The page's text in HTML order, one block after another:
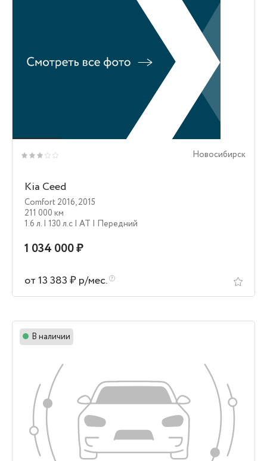
Новосибирск
Kia Ceed
Comfort 2016,2015
211 000 км
1.6 л. | 130 л.c | AT | Передний
1 034 000 ₽
от 13 383 ₽ р/мес.
В наличии